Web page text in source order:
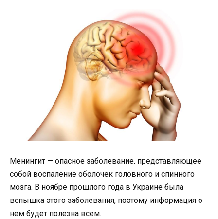
Менингит — опасное заболевание, представляющее
собой воспаление оболочек головного и спинного
мозга. В ноябре прошлого года в Украине была
вспышка этого заболевания, поэтому информация о
нем будет полезна всем.